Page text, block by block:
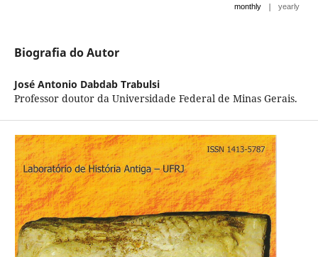
monthly | yearly
Biografia do Autor
José Antonio Dabdab Trabulsi
Professor doutor da Universidade Federal de Minas Gerais.